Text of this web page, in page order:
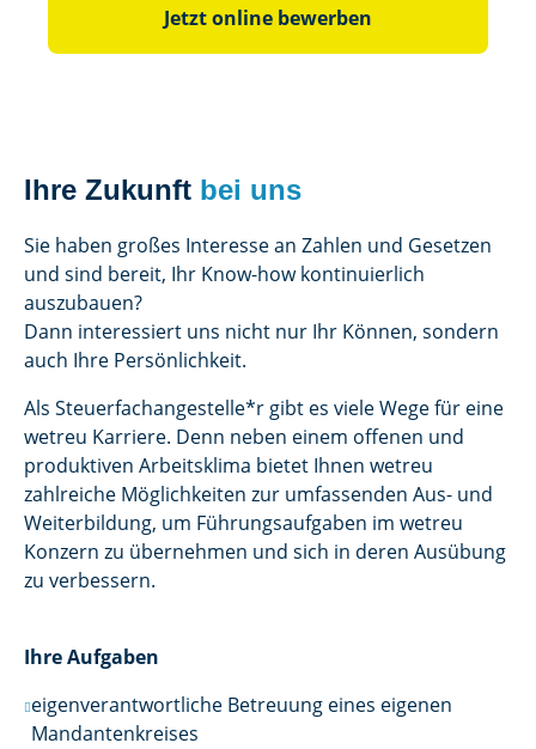
Jetzt online bewerben
Ihre Zukunft bei uns
Sie haben großes Interesse an Zahlen und Gesetzen
und sind bereit, Ihr Know-how kontinuierlich
auszubauen?
Dann interessiert uns nicht nur Ihr Können, sondern
auch Ihre Persönlichkeit.
Als Steuerfachangestelle*r gibt es viele Wege für eine
wetreu Karriere. Denn neben einem offenen und
produktiven Arbeitsklima bietet Ihnen wetreu
zahlreiche Möglichkeiten zur umfassenden Aus- und
Weiterbildung, um Führungsaufgaben im wetreu
Konzern zu übernehmen und sich in deren Ausübung
zu verbessern.
Ihre Aufgaben
eigenverantwortliche Betreuung eines eigenen
Mandantenkreises